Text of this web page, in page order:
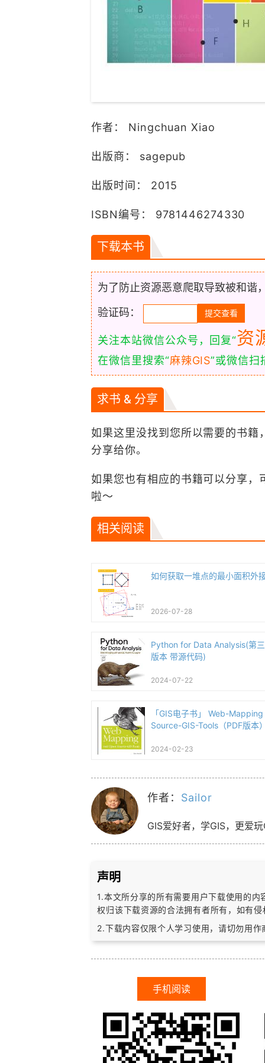
作者： Ningchuan Xiao
出版商： sagepub
出版时间： 2015
ISBN编号： 9781446274330
下载本书
为了防止资源恶意爬取导致被和谐
验证码：
关注本站微信公众号，回复“资
在微信里搜索“麻辣GIS”或微信扫
求书 & 分享
如果这里没找到您所以需要的书籍
分享给你。
如果您也有相应的书籍可以分享，
啦～
相关阅读
如何获取一堆点的最小面积外
2026-07-28
Python for Data Analysis(第
版本 带源代码)
2024-07-22
「GIS电子书」 Web-
Source-GIS-Tools（PDF版本
2024-02-23
作者： Sailor
GIS爱好者，学GIS，更爱
声明
1.本文所分享的所有需要用户下载使用的
权归该下载资源的合法拥有者所有， 如有侵
2.下载内容仅限个人学习使用，请切勿用
手机阅读